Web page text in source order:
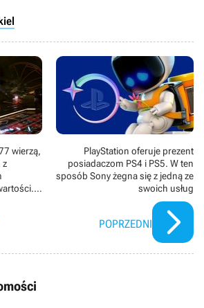
wierzą,
z
grze
PlayStation oferuje prezent
posiadaczom PS4 i PS5. W ten
sposób Sony żegna się z jedną ze
swoich usług
POPRZEDNI